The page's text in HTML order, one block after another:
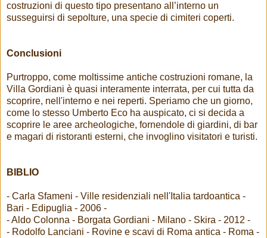
costruzioni di questo tipo presentano all’interno un
susseguirsi di sepolture, una specie di cimiteri coperti.
Conclusioni
Purtroppo, come moltissime antiche costruzioni romane, la
Villa Gordiani è quasi interamente interrata, per cui tutta da
scoprire, nell'interno e nei reperti. Speriamo che un giorno,
come lo stesso Umberto Eco ha auspicato, ci si decida a
scoprire le aree archeologiche, fornendole di giardini, di bar
e magari di ristoranti esterni, che invoglino visitatori e turisti.
BIBLIO
- Carla Sfameni - Ville residenziali nell'Italia tardoantica -
Bari - Edipuglia - 2006 -
- Aldo Colonna - Borgata Gordiani - Milano - Skira - 2012 -
- Rodolfo Lanciani - Rovine e scavi di Roma antica - Roma -